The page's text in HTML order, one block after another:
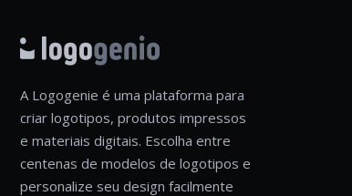
A Logogenie é uma plataforma para
criar logotipos, produtos impressos
e materiais digitais. Escolha entre
centenas de modelos de logotipos e
personalize seu design facilmente